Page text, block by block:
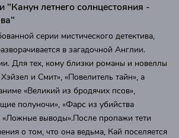
"Канун летнего солнцестояния -
серии мистического детектива,
в загадочной Англии.
Для тех, кому близки романы и новеллы
и Смит», «Повелитель тайн», а
«Великий из бродячих псов»,
полуночи», «Фарс из убийства
выводы».После пропажи тети
о том, что она ведьма, Кай поселяется